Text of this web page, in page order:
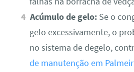
Acúmulo de gelo: Se o
gelo excessivamente, o
no sistema de degelo,
de manutenção em